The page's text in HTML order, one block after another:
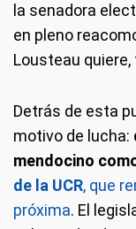
la senadora
en pleno
Lousteau
Detrás de esta
motivo de lucha:
mendocino
de la UCR, que
próxima. El